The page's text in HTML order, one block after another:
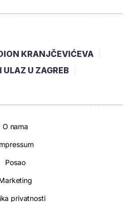
KRANJČEVIĆEVA
ULAZ U ZAGREB
O nama
Posao
privatnosti